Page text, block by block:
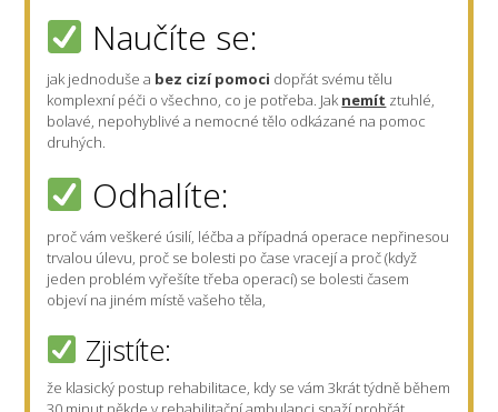
Naučíte se:
jak jednoduše a bez cizí pomoci dopřát svému tělu
komplexní péči o všechno, co je potřeba. Jak nemít ztuhlé,
bolavé, nepohyblivé a nemocné tělo odkázané na pomoc
druhých.
Odhalíte:
proč vám veškeré úsilí, léčba a případná operace nepřinesou
trvalou úlevu, proč se bolesti po čase vracejí a proč (když
jeden problém vyřešíte třeba operací) se bolesti časem
objeví na jiném místě vašeho těla,
Zjistíte:
že klasický postup rehabilitace, kdy se vám 3krát týdně během